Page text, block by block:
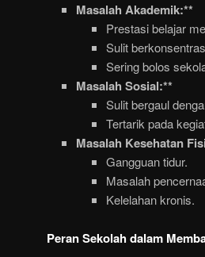
Masalah Akademik:**
Prestasi belajar
Sulit
Sering bolos
Masalah Sosial:**
Sulit bergaul
Tertarik pada
Masalah Kesehatan
Gangguan tidur.
Masalah
Kelelahan kronis.
Peran Sekolah dalam